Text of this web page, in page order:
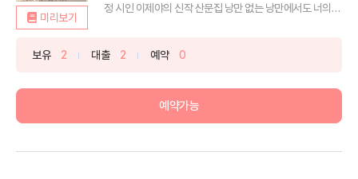
미리보기
정 시인 이제야의 신작 산문집 낭만 없는 낭만에서도 너의
보유 2 대출 2 예약 0
예약가능